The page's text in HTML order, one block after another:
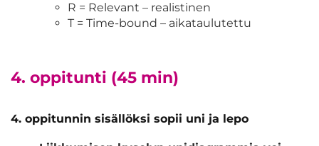
R = Relevant – realistinen
T = Time-bound – aikataulutettu
4. oppitunti (45 min)
4. oppitunnin sisällöksi sopii uni ja lepo